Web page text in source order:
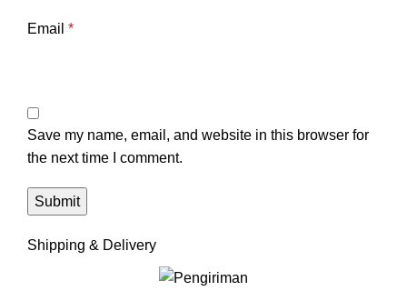
Email *
Save my name, email, and website in this browser for
the next time I comment.
Shipping & Delivery